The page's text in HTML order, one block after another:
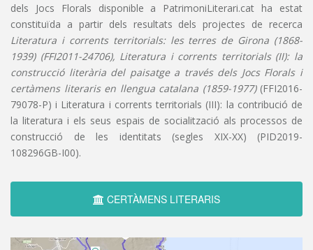
dels Jocs Florals disponible a PatrimoniLiterari.cat ha estat
constituïda a partir dels resultats dels projectes de recerca
Literatura i corrents territorials: les terres de Girona (1868-
1939) (FFI2011-24706), Literatura i corrents territorials (II): la
construcció literària del paisatge a través dels Jocs Florals i
certàmens literaris en llengua catalana (1859-1977)(FFI2016-
79078-P) i Literatura i corrents territorials (III): la contribució de
la literatura i els seus espais de socialització als processos de
construcció de les identitats (segles XIX-XX) (PID2019-
108296GB-I00).
CERTÀMENS LITERARIS